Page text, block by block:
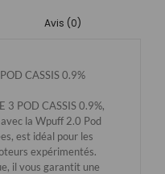
Avis (0)
CASSIS 0.9%
3 POD CASSIS 0.9%,
la Wpuff 2.0 Pod
est idéal pour les
expérimentés.
il vous garantit une